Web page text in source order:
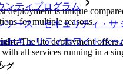
ンティプログラム
ソース・セキュリティ・サ
セキュリティホワイトペー
グ
deployment is unique
for multiple reasons.
: The lite deployment offers
with all services running in a